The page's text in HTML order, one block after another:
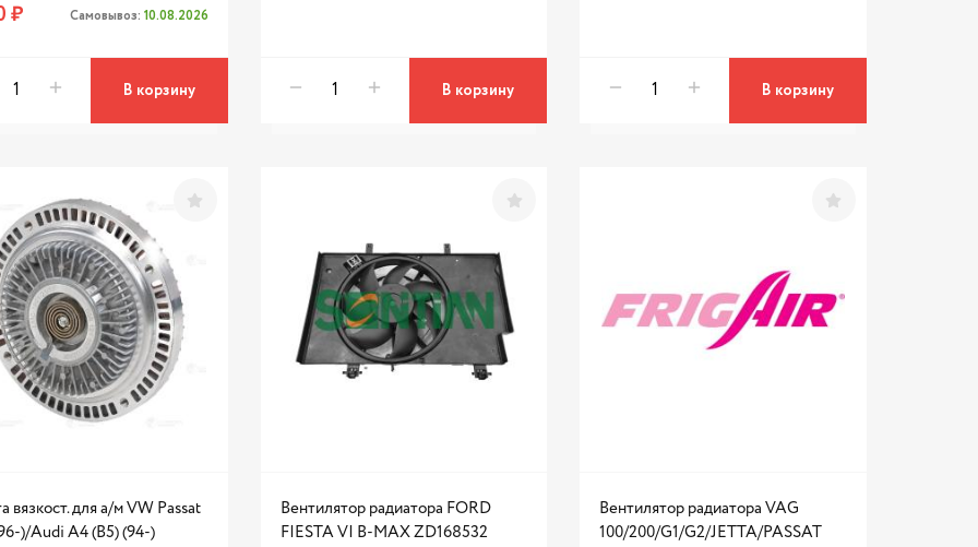
₽ Самовывоз: 10.08.2026
В корзину В корзину В корзину
вязкост. для а/м VW Passat
)/Audi A4 (B5) (94-)
Вентилятор радиатора FORD
FIESTA VI B-MAX ZD168532
Вентилятор радиатора VAG
100/200/G1/G2/JETTA/PASSAT